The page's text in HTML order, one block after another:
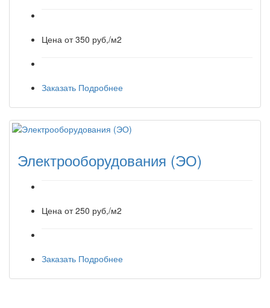
Цена от350 руб,/м2
Заказать Подробнее
Электрооборудования (ЭО)
Цена от250 руб,/м2
Заказать Подробнее